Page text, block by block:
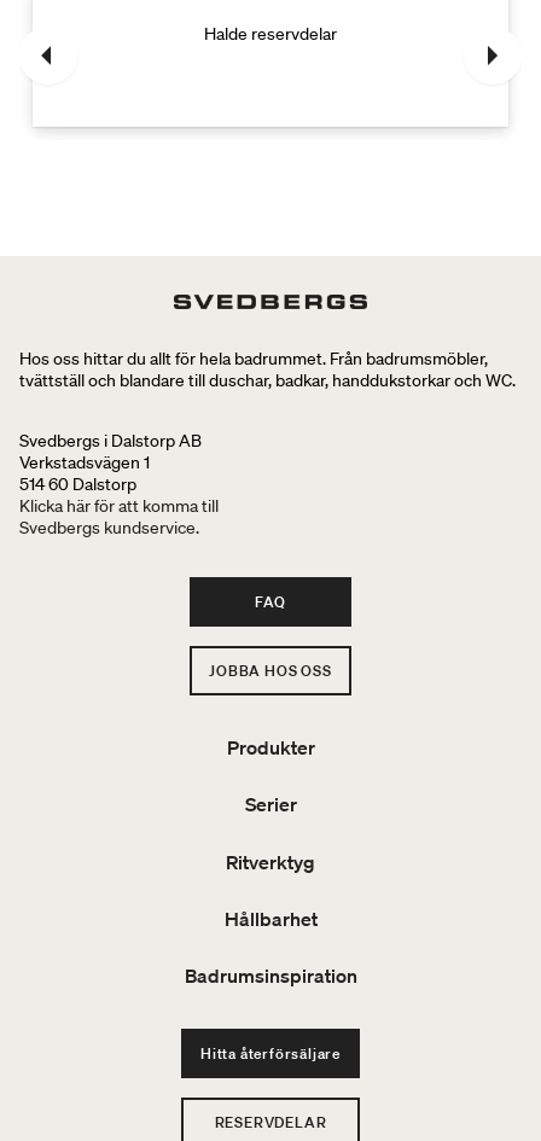
Halde reservdelar
Hos oss hittar du allt för hela badrummet. Från badrumsmöbler,
tvättställ och blandare till duschar, badkar, handdukstorkar och WC.
Svedbergs i Dalstorp AB
Verkstadsvägen 1
514 60 Dalstorp
Klicka här för att komma till
Svedbergs kundservice.
FAQ
JOBBA HOS OSS
Produkter
Serier
Ritverktyg
Hållbarhet
Badrumsinspiration
Hitta återförsäljare
RESERVDELAR